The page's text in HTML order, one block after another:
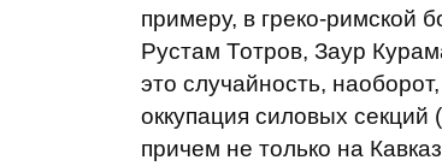
примеру, в греко-римской
Рустам Тотров, Заур
это случайность,
оккупация силовых
причем не только на